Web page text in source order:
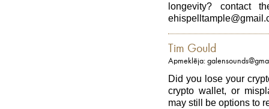
longevity? contact
Tim Gould
Apmeklēja:
Did you lose your
crypto wallet, or
may still be options to